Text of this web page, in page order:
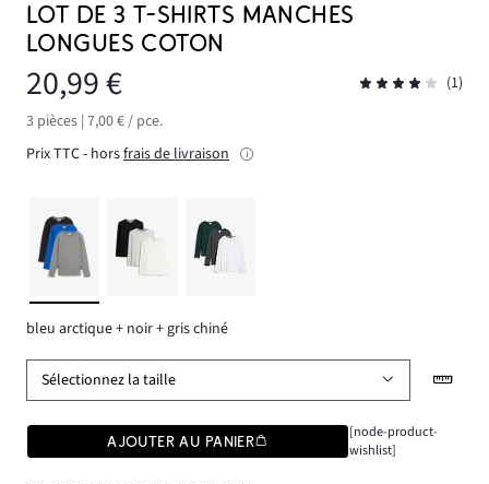
LOT DE 3 T-SHIRTS MANCHES
LONGUES COTON
20,99 €
(1)
3 pièces | 7,00 € / pce.
Prix TTC - horsfrais de livraison
bleu arctique + noir + gris chiné
Sélectionnez la taille
AJOUTER AU PANIER
[node-product-
wishlist]